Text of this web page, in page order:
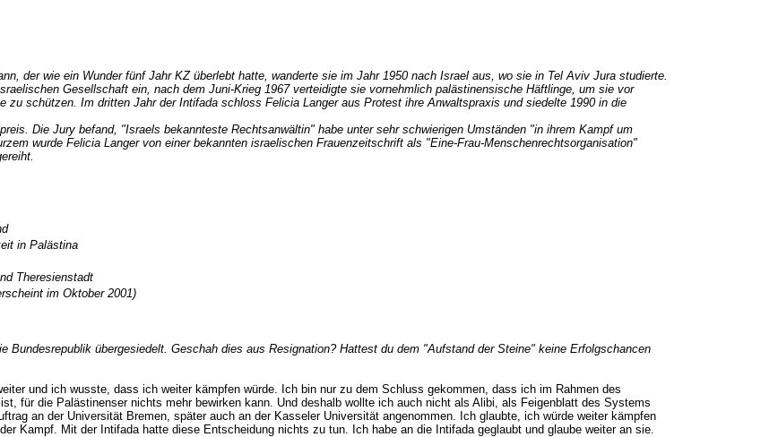
der wie ein Wunder fünf Jahr KZ überlebt hatte, wanderte sie im Jahr 1950 nach Israel aus, wo sie in Tel Aviv Jura studierte.
Gesellschaft ein, nach dem Juni-Krieg 1967 verteidigte sie vornehmlich palästinensische Häftlinge, um sie vor
zu schützen. Im dritten Jahr der Intifada schloss Felicia Langer aus Protest ihre Anwaltspraxis und siedelte 1990 in die
Die Jury befand, "Israels bekannteste Rechtsanwältin" habe unter sehr schwierigen Umständen "in ihrem Kampf um
wurde Felicia Langer von einer bekannten israelischen Frauenzeitschrift als "Eine-Frau-Menschenrechtsorganisation"
in Palästina
Theresienstadt
im Oktober 2001)
Bundesrepublik übergesiedelt. Geschah dies aus Resignation? Hattest du dem "Aufstand der Steine" keine Erfolgschancen
und ich wusste, dass ich weiter kämpfen würde. Ich bin nur zu dem Schluss gekommen, dass ich im Rahmen des
für die Palästinenser nichts mehr bewirken kann. Und deshalb wollte ich auch nicht als Alibi, als Feigenblatt des Systems
an der Universität Bremen, später auch an der Kasseler Universität angenommen. Ich glaubte, ich würde weiter kämpfen
Kampf. Mit der Intifada hatte diese Entscheidung nichts zu tun. Ich habe an die Intifada geglaubt und glaube weiter an sie.